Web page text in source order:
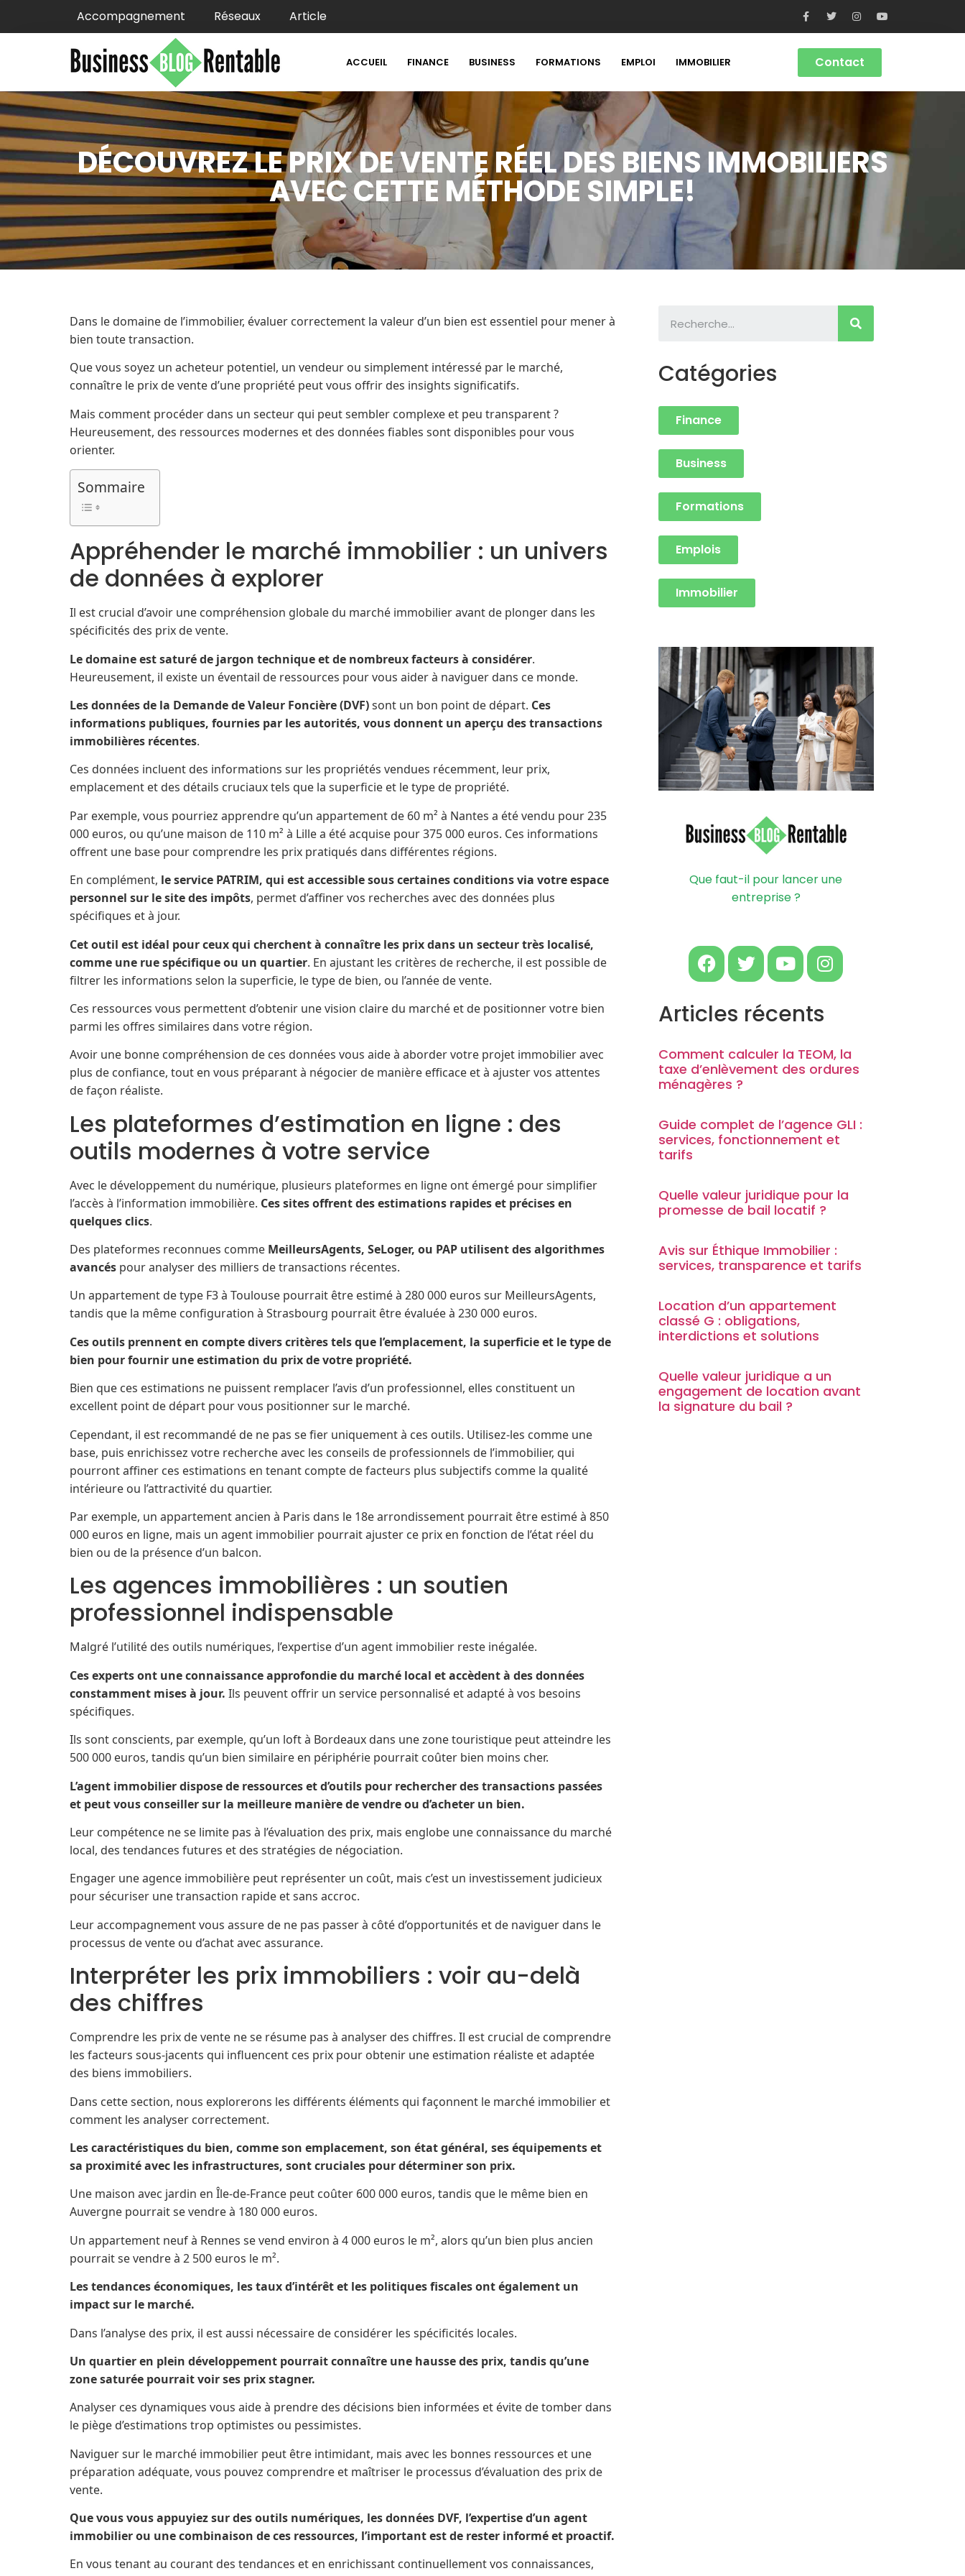
Accompagnement Réseaux Article
ACCUEIL FINANCE BUSINESS FORMATIONS EMPLOI IMMOBILIER Contact
DÉCOUVREZ LE PRIX DE VENTE RÉEL DES BIENS IMMOBILIERS
AVEC CETTE MÉTHODE SIMPLE!
Dans le domaine de l’immobilier, évaluer correctement la valeur d’un bien est essentiel pour mener à
bien toute transaction.
Que vous soyez un acheteur potentiel, un vendeur ou simplement intéressé par le marché,
connaître le prix de vente d’une propriété peut vous offrir des insights significatifs.
Mais comment procéder dans un secteur qui peut sembler complexe et peu transparent ?
Heureusement, des ressources modernes et des données fiables sont disponibles pour vous
orienter.
Sommaire
Appréhender le marché immobilier : un univers
de données à explorer
Il est crucial d’avoir une compréhension globale du marché immobilier avant de plonger dans les
spécificités des prix de vente.
Le domaine est saturé de jargon technique et de nombreux facteurs à considérer.
Heureusement, il existe un éventail de ressources pour vous aider à naviguer dans ce monde.
Les données de la Demande de Valeur Foncière (DVF)sont un bon point de départ. Ces
informations publiques, fournies par les autorités, vous donnent un aperçu des transactions
immobilières récentes.
Ces données incluent des informations sur les propriétés vendues récemment, leur prix,
emplacement et des détails cruciaux tels que la superficie et le type de propriété.
Par exemple, vous pourriez apprendre qu’un appartement de 60 m² à Nantes a été vendu pour 235
000 euros, ou qu’une maison de 110 m² à Lille a été acquise pour 375 000 euros. Ces informations
offrent une base pour comprendre les prix pratiqués dans différentes régions.
En complément, le service PATRIM, qui est accessible sous certaines conditions via votre espace
personnel sur le site des impôts, permet d’affiner vos recherches avec des données plus
spécifiques et à jour.
Cet outil est idéal pour ceux qui cherchent à connaître les prix dans un secteur très localisé,
comme une rue spécifique ou un quartier. En ajustant les critères de recherche, il est possible de
filtrer les informations selon la superficie, le type de bien, ou l’année de vente.
Ces ressources vous permettent d’obtenir une vision claire du marché et de positionner votre bien
parmi les offres similaires dans votre région.
Avoir une bonne compréhension de ces données vous aide à aborder votre projet immobilier avec
plus de confiance, tout en vous préparant à négocier de manière efficace et à ajuster vos attentes
de façon réaliste.
Les plateformes d’estimation en ligne : des
outils modernes à votre service
Avec le développement du numérique, plusieurs plateformes en ligne ont émergé pour simplifier
l’accès à l’information immobilière. Ces sites offrent des estimations rapides et précises en
quelques clics.
Des plateformes reconnues comme MeilleursAgents, SeLoger, ou PAP utilisent des algorithmes
avancés pour analyser des milliers de transactions récentes.
Un appartement de type F3 à Toulouse pourrait être estimé à 280 000 euros sur MeilleursAgents,
tandis que la même configuration à Strasbourg pourrait être évaluée à 230 000 euros.
Ces outils prennent en compte divers critères tels que l’emplacement, la superficie et le type de
bien pour fournir une estimation du prix de votre propriété.
Bien que ces estimations ne puissent remplacer l’avis d’un professionnel, elles constituent un
excellent point de départ pour vous positionner sur le marché.
Cependant, il est recommandé de ne pas se fier uniquement à ces outils. Utilisez-les comme une
base, puis enrichissez votre recherche avec les conseils de professionnels de l’immobilier, qui
pourront affiner ces estimations en tenant compte de facteurs plus subjectifs comme la qualité
intérieure ou l’attractivité du quartier.
Par exemple, un appartement ancien à Paris dans le 18e arrondissement pourrait être estimé à 850
000 euros en ligne, mais un agent immobilier pourrait ajuster ce prix en fonction de l’état réel du
bien ou de la présence d’un balcon.
Les agences immobilières : un soutien
professionnel indispensable
Malgré l’utilité des outils numériques, l’expertise d’un agent immobilier reste inégalée.
Ces experts ont une connaissance approfondie du marché local et accèdent à des données
constamment mises à jour. Ils peuvent offrir un service personnalisé et adapté à vos besoins
spécifiques.
Ils sont conscients, par exemple, qu’un loft à Bordeaux dans une zone touristique peut atteindre les
500 000 euros, tandis qu’un bien similaire en périphérie pourrait coûter bien moins cher.
L’agent immobilier dispose de ressources et d’outils pour rechercher des transactions passées
et peut vous conseiller sur la meilleure manière de vendre ou d’acheter un bien.
Leur compétence ne se limite pas à l’évaluation des prix, mais englobe une connaissance du marché
local, des tendances futures et des stratégies de négociation.
Engager une agence immobilière peut représenter un coût, mais c’est un investissement judicieux
pour sécuriser une transaction rapide et sans accroc.
Leur accompagnement vous assure de ne pas passer à côté d’opportunités et de naviguer dans le
processus de vente ou d’achat avec assurance.
Interpréter les prix immobiliers : voir au-delà
des chiffres
Comprendre les prix de vente ne se résume pas à analyser des chiffres. Il est crucial de comprendre
les facteurs sous-jacents qui influencent ces prix pour obtenir une estimation réaliste et adaptée
des biens immobiliers.
Dans cette section, nous explorerons les différents éléments qui façonnent le marché immobilier et
comment les analyser correctement.
Les caractéristiques du bien, comme son emplacement, son état général, ses équipements et
sa proximité avec les infrastructures, sont cruciales pour déterminer son prix.
Une maison avec jardin en Île-de-France peut coûter 600 000 euros, tandis que le même bien en
Auvergne pourrait se vendre à 180 000 euros.
Un appartement neuf à Rennes se vend environ à 4 000 euros le m², alors qu’un bien plus ancien
pourrait se vendre à 2 500 euros le m².
Les tendances économiques, les taux d’intérêt et les politiques fiscales ont également un
impact sur le marché.
Dans l’analyse des prix, il est aussi nécessaire de considérer les spécificités locales.
Un quartier en plein développement pourrait connaître une hausse des prix, tandis qu’une
zone saturée pourrait voir ses prix stagner.
Analyser ces dynamiques vous aide à prendre des décisions bien informées et évite de tomber dans
le piège d’estimations trop optimistes ou pessimistes.
Naviguer sur le marché immobilier peut être intimidant, mais avec les bonnes ressources et une
préparation adéquate, vous pouvez comprendre et maîtriser le processus d’évaluation des prix de
vente.
Que vous vous appuyiez sur des outils numériques, les données DVF, l’expertise d’un agent
immobilier ou une combinaison de ces ressources, l’important est de rester informé et proactif.
En vous tenant au courant des tendances et en enrichissant continuellement vos connaissances,
Catégories
Finance
Business
Formations
Emplois
Immobilier
Que faut-il pour lancer une
entreprise ?
Articles récents
Comment calculer la TEOM, la
taxe d’enlèvement des ordures
ménagères ?
Guide complet de l’agence GLI :
services, fonctionnement et
tarifs
Quelle valeur juridique pour la
promesse de bail locatif ?
Avis sur Éthique Immobilier :
services, transparence et tarifs
Location d’un appartement
classé G : obligations,
interdictions et solutions
Quelle valeur juridique a un
engagement de location avant
la signature du bail ?